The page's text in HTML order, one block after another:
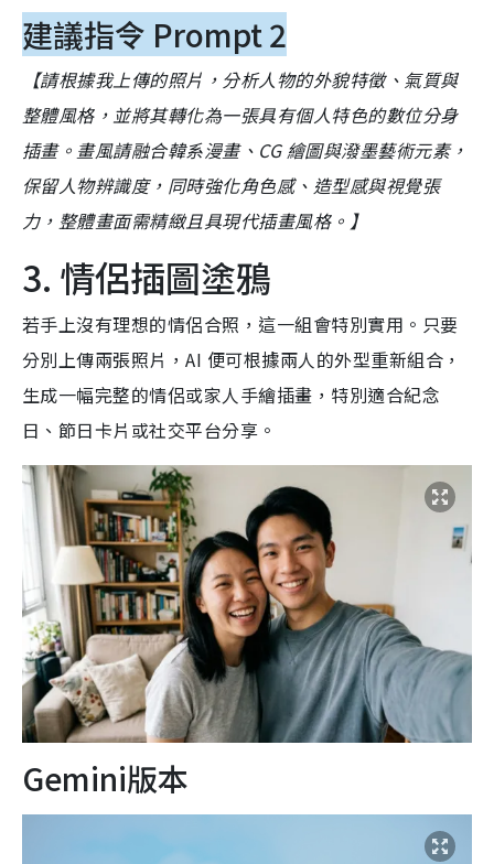
建議指令 Prompt 2
【請根據我上傳的照片，分析人物的外貌特徵、氣質與
整體風格，並將其轉化為一張具有個人特色的數位分身
插畫。畫風請融合韓系漫畫、CG 繪圖與潑墨藝術元素，
保留人物辨識度，同時強化角色感、造型感與視覺張
力，整體畫面需精緻且具現代插畫風格。】
3. 情侶插圖塗鴉
若手上沒有理想的情侶合照，這一組會特別實用。只要
分別上傳兩張照片，AI 便可根據兩人的外型重新組合，
生成一幅完整的情侶或家人手繪插畫，特別適合紀念
日、節日卡片或社交平台分享。
Gemini版本